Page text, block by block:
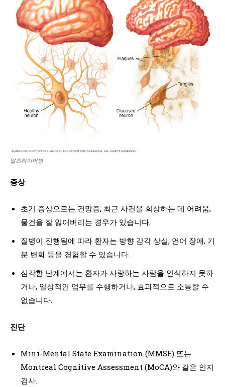
알츠하이머병
증상
초기 증상으로는 건망증, 최근 사건을 회상하는 데 어려움,
물건을 잘 잃어버리는 경우가 있습니다.
질병이 진행됨에 따라 환자는 방향 감각 상실, 언어 장애, 기
분 변화 등을 경험할 수 있습니다.
심각한 단계에서는 환자가 사랑하는 사람을 인식하지 못하
거나, 일상적인 업무를 수행하거나, 효과적으로 소통할 수
없습니다.
진단
Mini-Mental State Examination (MMSE) 또는
Montreal Cognitive Assessment (MoCA)와 같은 인지
검사.